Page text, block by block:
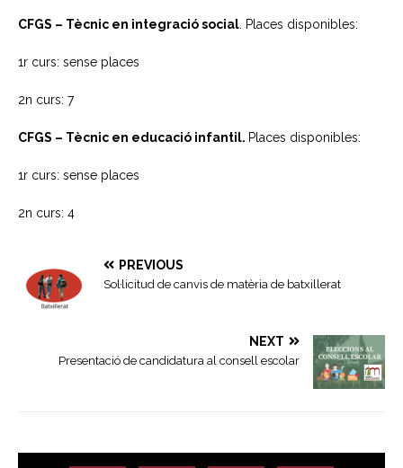
CFGS – Tècnic en integració social . Places disponibles:
1r curs: sense places
2n curs: 7
CFGS – Tècnic en educació infantil. Places disponibles:
1r curs: sense places
2n curs: 4
PREVIOUS
Sol·licitud de canvis de matèria de batxillerat
NEXT
Presentació de candidatura al consell escolar